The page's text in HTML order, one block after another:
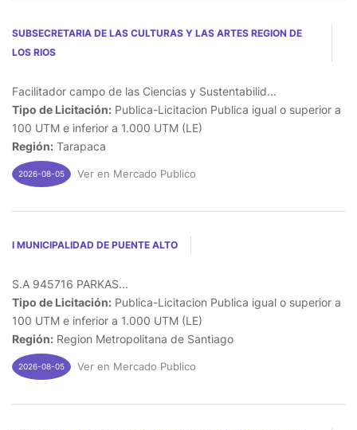
SUBSECRETARIA DE LAS CULTURAS Y LAS ARTES REGION DE
LOS RIOS
Facilitador campo de las Ciencias y Sustentabilid...
Tipo de Licitación: Publica-Licitacion Publica igual o superior a
100 UTM e inferior a 1.000 UTM (LE)
Región: Tarapaca
2026-08-05 Ver en Mercado Publico
I MUNICIPALIDAD DE PUENTE ALTO
S.A 945716 PARKAS...
Tipo de Licitación: Publica-Licitacion Publica igual o superior a
100 UTM e inferior a 1.000 UTM (LE)
Región: Region Metropolitana de Santiago
2026-08-05 Ver en Mercado Publico